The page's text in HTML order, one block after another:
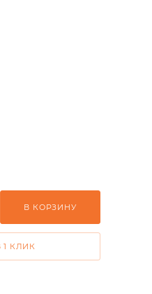
В КОРЗИНУ
1 КЛИК